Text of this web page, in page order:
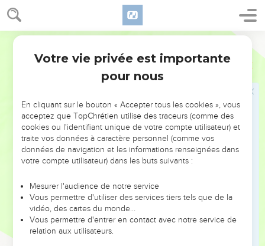
Genèse 33
13 Jacob lui répondit : Mon seigneur sait que les enfants sont
délicats, et que j'ai des brebis et des vaches qui allaitent ; si
l'on forçait leur marche un seul jour, tout le troupeau périrait.
Que mon seigneur prenne les devants sur son serviteur ;
et moi, je suivrai lentement, au pas du troupeau qui me
précédera, et au pas des enfants, jusqu'à ce que j'arrive chez
mon seigneur, à Séir.
Ésaü dit : Je veux au moins laisser avec toi une partie de
mes gens. Et Jacob répondit : Pourquoi cela ? Que je trouve
seulement grâce aux yeux de mon seigneur !
Jacob partit pour Succoth. Il bâtit une maison pour lui, et il
fit des cabanes pour ses troupeaux. C'est pourquoi l'on a
appelé ce lieu de nom de Succoth.
Votre vie privée est importante
pour nous
En cliquant sur le bouton « Accepter tous les cookies », vous
acceptez que TopChrétien utilise des traceurs (comme des
cookies ou l'identifiant unique de votre compte utilisateur) et
traite vos données à caractère personnel (comme vos
données de navigation et les informations renseignées dans
votre compte utilisateur) dans les buts suivants :
Mesurer l'audience de notre service
Vous permettre d'utiliser des services tiers tels que de la
vidéo, des cartes du monde…
Vous permettre d'entrer en contact avec notre service de
relation aux utilisateurs.